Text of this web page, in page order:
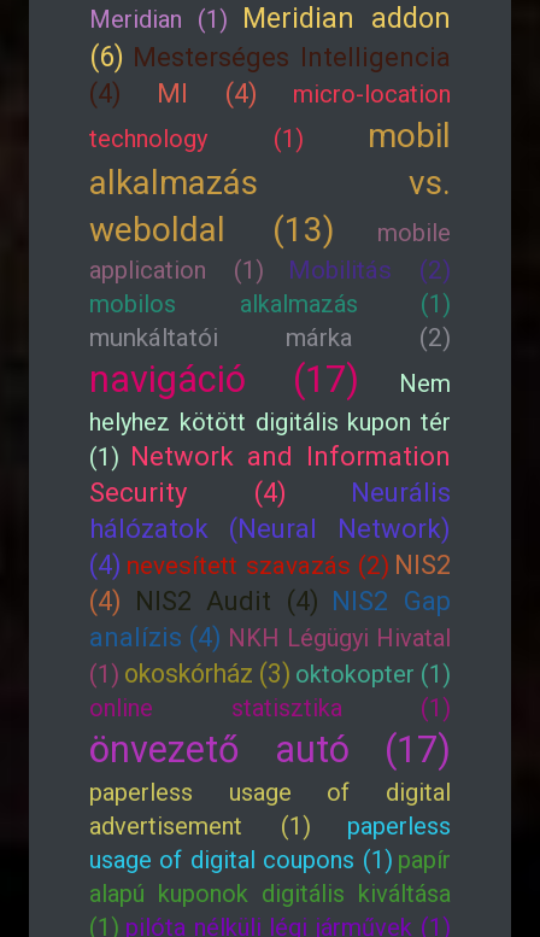
Meridian (1)
Meridian addon
(6) Mesterséges Intelligencia
(4)
MI (4)
micro-location
technology (1)
mobil
alkalmazás vs.
weboldal (13)
mobile
application (1)
Mobilitás (2)
mobilos alkalmazás (1)
munkáltatói márka (2)
navigáció (17)
Nem
helyhez kötött digitális kupon tér
(1) Network and Information
Security (4)
Neurális
hálózatok (Neural Network)
(4) nevesített szavazás (2) NIS2
(4) NIS2 Audit (4) NIS2 Gap
analízis (4) NKH Légügyi Hivatal
(1) okoskórház (3) oktokopter (1)
online statisztika (1)
önvezető autó (17)
paperless usage of digital
advertisement (1)
paperless
usage of digital coupons (1) papír
alapú kuponok digitális kiváltása
(1) pilóta nélküli légi járművek (1)